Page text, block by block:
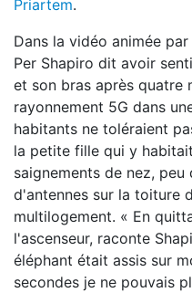
Priartem.
Dans la vidéo animée
Per Shapiro dit avoir
et son bras après quatre
rayonnement 5G dans
habitants ne toléraient
la petite fille qui y
saignements de nez,
d'antennes sur la toiture
multilogement. « En
l'ascenseur, raconte
éléphant était assis sur
secondes je ne pouvais